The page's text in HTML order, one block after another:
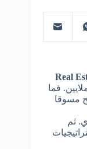
Real
فما
مسوقا
ثم